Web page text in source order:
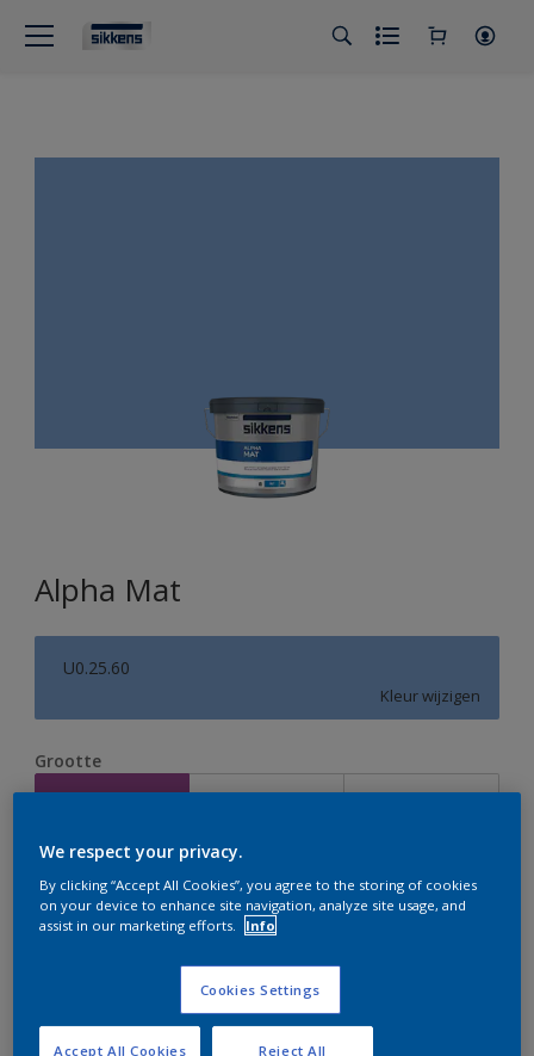
Alpha Mat
U0.25.60
Kleur wijzigen
Grootte
2,5 L 5 L 10 L
Verfcalculator
Bereken
Op dit moment is het niet mogelijk dit product online
te bestellen. Houd de website in de gaten, we werken
We respect your privacy.
By clicking “Accept All Cookies”, you agree to the storing of cookies
on your device to enhance site navigation, analyze site usage, and
assist in our marketing efforts.
Info
Cookies Settings
Reject All
Accept All Cookies